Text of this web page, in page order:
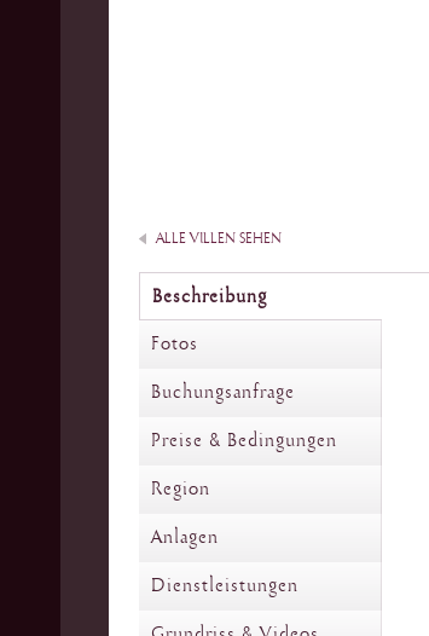
ALLE VILLEN SEHEN
Beschreibung
Fotos
Buchungsanfrage
Preise & Bedingungen
Region
Anlagen
Dienstleistungen